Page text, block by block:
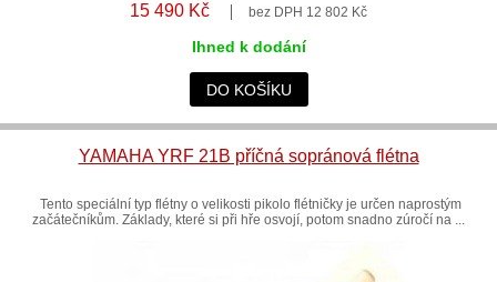
15 490 Kč bez DPH 12 802 Kč
Ihned k dodání
DO KOŠÍKU
YAMAHA YRF 21B příčná sopránová flétna
Tento speciální typ flétny o velikosti pikolo flétničky je určen naprostým
začátečníkům. Základy, které si při hře osvojí, potom snadno zúročí na ...